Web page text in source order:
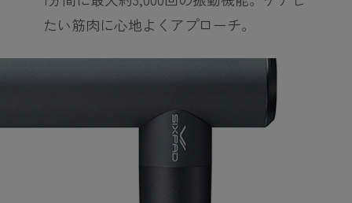
たい筋肉に心地よくアプローチ。